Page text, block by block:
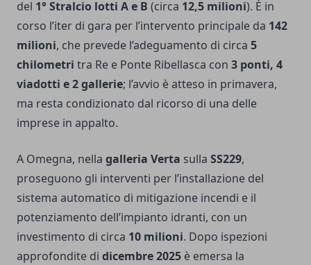
del 1° Stralcio lotti A e B (circa 12,5 milioni). È in
corso l’iter di gara per l’intervento principale da 142
milioni, che prevede l’adeguamento di circa 5
chilometri tra Re e Ponte Ribellasca con 3 ponti, 4
viadotti e 2 gallerie; l’avvio è atteso in primavera,
ma resta condizionato dal ricorso di una delle
imprese in appalto.
A Omegna, nella galleria Verta sulla SS229,
proseguono gli interventi per l’installazione del
sistema automatico di mitigazione incendi e il
potenziamento dell’impianto idranti, con un
investimento di circa 10 milioni. Dopo ispezioni
approfondite di dicembre 2025 è emersa la